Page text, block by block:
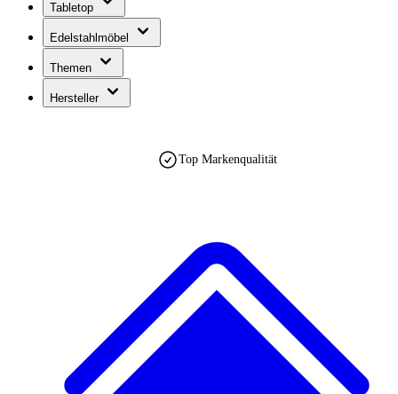
Tabletop
Edelstahlmöbel
Themen
Hersteller
est. 1990